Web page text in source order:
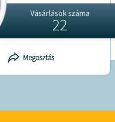
Vásárlások száma
22
Megosztás